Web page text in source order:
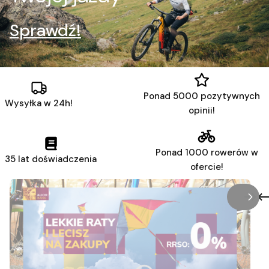
Sprawdź!
Wysyłka w 24h!
Ponad 5000 pozytywnych
opinii!
35 lat doświadczenia
Ponad 1000 rowerów w
ofercie!
/z